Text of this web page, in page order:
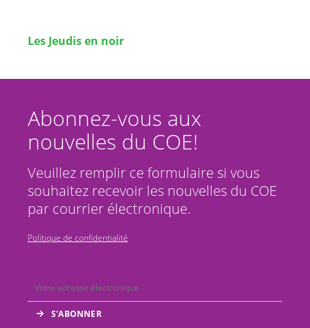
Les Jeudis en noir
Abonnez-vous aux
nouvelles du COE!
Veuillez remplir ce formulaire si vous
souhaitez recevoir les nouvelles du COE
par courrier électronique.
Politique de confidentialité